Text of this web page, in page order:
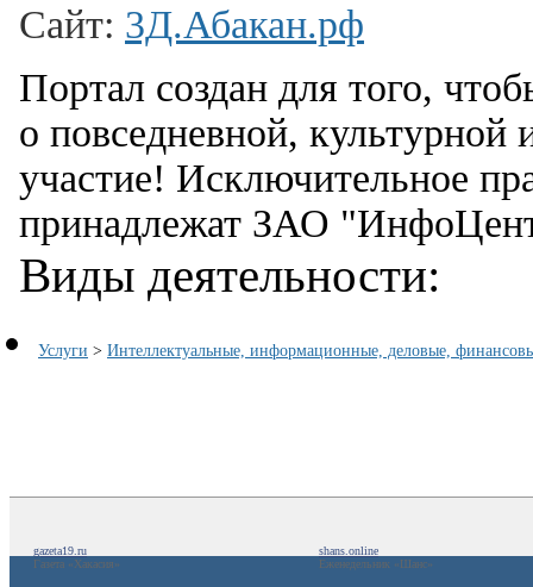
Сайт: 3Д.Абакан.рф
Портал создан для того,
о повседневной, культурной
участие! Исключительное
принадлежат ЗАО
Виды деятельности:
Услуги > Интеллектуальные, информационные, деловые,
gazeta19.ru
Газета «Хакасия»
shans.online
Еженедельник «Шанс»